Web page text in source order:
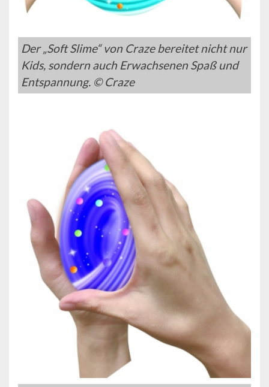
Der „Soft Slime“ von Craze bereitet nicht nur
Kids, sondern auch Erwachsenen Spaß und
Entspannung. © Craze